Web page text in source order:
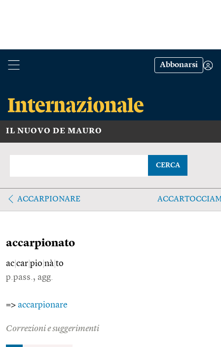
Abbonarsi
IL NUOVO DE MAURO
CERCA
ACCARPIONARE
accarpionato
ac car pio nà to
p.pass., agg.
=> accarpionare
Correzioni e suggerimenti